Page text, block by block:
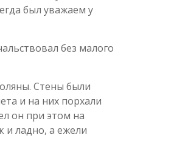
был уважаем у
без малого
Стены были
и на них порхали
он при этом на
и ладно, а ежели